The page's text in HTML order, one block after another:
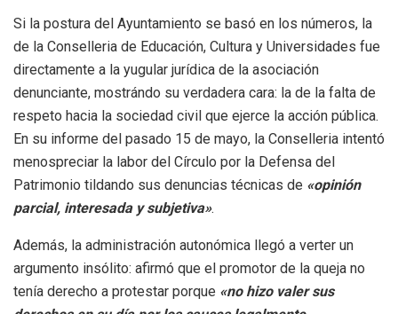
Si la postura del Ayuntamiento se basó en los números, la
de la Conselleria de Educación, Cultura y Universidades fue
directamente a la yugular jurídica de la asociación
denunciante, mostrándo su verdadera cara: la de la falta de
respeto hacia la sociedad civil que ejerce la acción pública.
En su informe del pasado 15 de mayo, la Conselleria intentó
menospreciar la labor del Círculo por la Defensa del
Patrimonio tildando sus denuncias técnicas de «opinión
parcial, interesada y subjetiva».
Además, la administración autonómica llegó a verter un
argumento insólito: afirmó que el promotor de la queja no
tenía derecho a protestar porque «no hizo valer sus